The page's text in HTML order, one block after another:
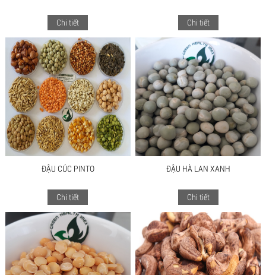
Chi tiết Chi tiết
ĐẬU CÚC PINTO
Chi tiết
ĐẬU HÀ LAN XANH
Chi tiết